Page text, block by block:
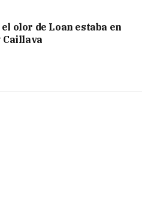
olor de Loan estaba en
Caillava